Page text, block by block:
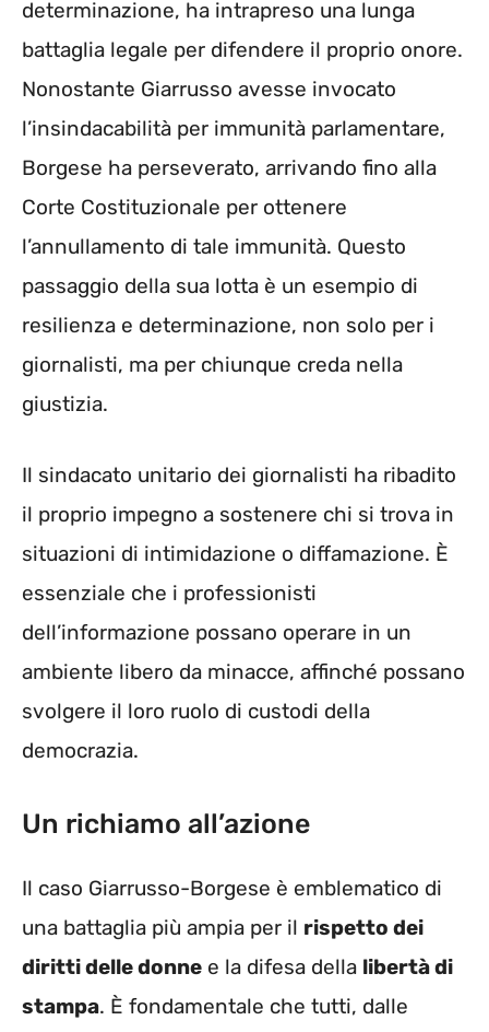
determinazione, ha intrapreso una lunga
battaglia legale per difendere il proprio onore.
Nonostante Giarrusso avesse invocato
l’insindacabilità per immunità parlamentare,
Borgese ha perseverato, arrivando fino alla
Corte Costituzionale per ottenere
l’annullamento di tale immunità. Questo
passaggio della sua lotta è un esempio di
resilienza e determinazione, non solo per i
giornalisti, ma per chiunque creda nella
giustizia.
Il sindacato unitario dei giornalisti ha ribadito
il proprio impegno a sostenere chi si trova in
situazioni di intimidazione o diffamazione. È
essenziale che i professionisti
dell’informazione possano operare in un
ambiente libero da minacce, affinché possano
svolgere il loro ruolo di custodi della
democrazia.
Un richiamo all’azione
Il caso Giarrusso-Borgese è emblematico di
una battaglia più ampia per il rispetto dei
diritti delle donne e la difesa della libertà di
stampa. È fondamentale che tutti, dalle